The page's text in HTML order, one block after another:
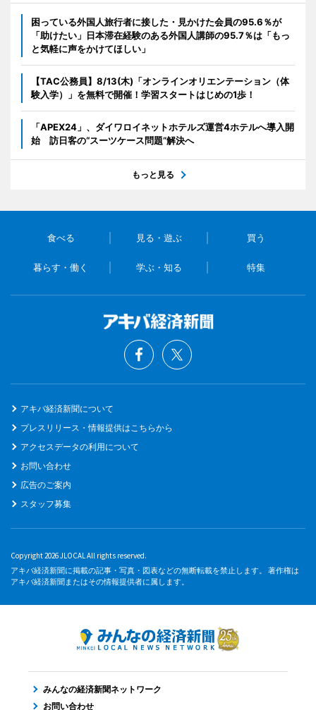
困っている外国人旅行者に接した・見かけた会員の95.6％が
「助けたい」日本滞在経験のある外国人講師の95.7％は「もっ
と気軽に声をかけてほしい」
【TAC公務員】8/13(木)「オンラインオリエンテーション（体
験入学）」を無料で開催！学習スタートはじめの1歩！
「APEX24」、ダイワロイネットホテルズ運営4ホテルへ導入開
始 訪日客の“スーツケース問題”解決へ
もっと見る
食べる 見る・遊ぶ 買う
暮らす・働く 学ぶ・知る 特集
アキバ経済新聞について
プレスリリース・情報提供はこちらから
アクセスデータの利用について
お問い合わせ
広告のご案内
スタッフ募集
Copyright 2026 JLOCAL All rights reserved.
アキバ経済新聞に掲載の記事・写真・図表などの無断転載を禁止します。 著作権は
アキバ経済新聞またはその情報提供者に属します。
みんなの経済新聞ネットワーク
お問い合わせ